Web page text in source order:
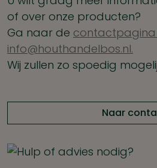
of over onze producten?
Ga naar de contactpagina
info@houthandelbos.nl.
Wij zullen zo spoedig
Naar